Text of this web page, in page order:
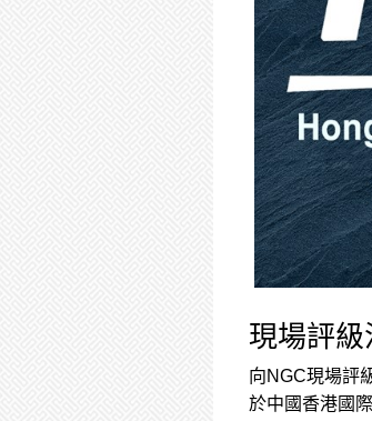
現場評級
向NGC現場評
於中國香港國